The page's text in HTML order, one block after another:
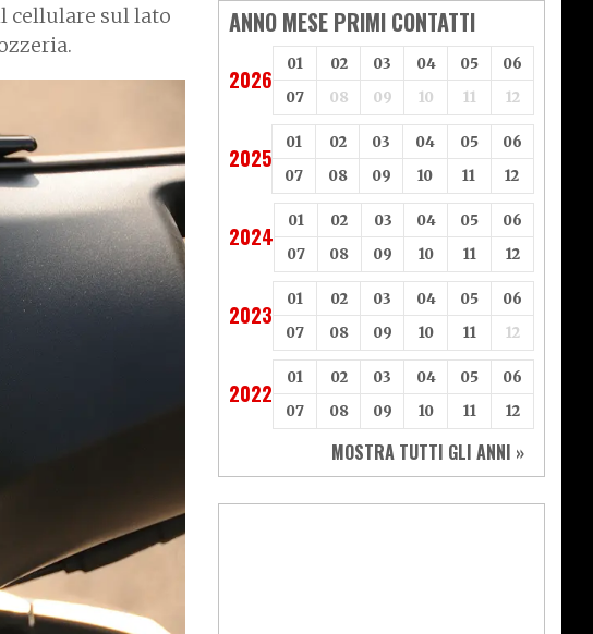
cellulare sul lato
Aeon
Aspes
Axy
Baotian
ANNO MESE PRIMI CONTATTI
2026
01 02 03 04 05
06
07
08 09 10 11 12
2025
01 02 03 04 05
06
07
08 09 10 11 12
2024
01 02 03 04 05
06
07
08 09 10 11 12
2023
01 02 03 04 05
06
07
08 09 10 11 12
2022
01 02 03 04 05
06
07
08 09 10 11 12
MOSTRA TUTTI GLI ANNI »